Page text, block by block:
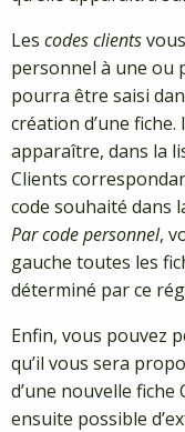
Les codes clients
personnel à une ou
pourra être saisi
création d’une
apparaître, dans la
Clients
code souhaité dans
Par code personnel,
gauche toutes les
déterminé par ce
Enfin, vous pouvez
qu’il vous sera
d’une nouvelle fiche
ensuite possible